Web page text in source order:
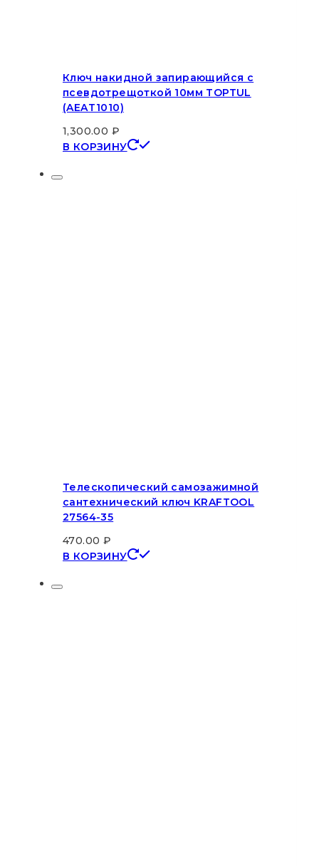
Ключ накидной запирающийся с
псевдотрещоткой 10мм TOPTUL
(AEAT1010)
1,300.00 ₽
В КОРЗИНУ
Телескопический самозажимной
сантехнический ключ KRAFTOOL
27564-35
470.00 ₽
В КОРЗИНУ